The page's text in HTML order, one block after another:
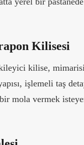
Kilisesi
kilise,
işlemeli taş
mola vermek